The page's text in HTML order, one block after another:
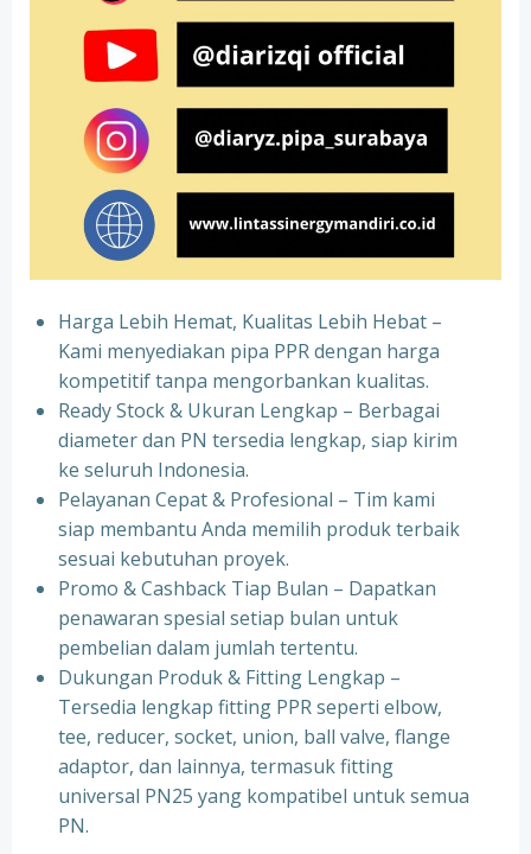
Harga Lebih Hemat, Kualitas Lebih Hebat –
Kami menyediakan pipa PPR dengan harga
kompetitif tanpa mengorbankan kualitas.
⁠Ready Stock & Ukuran Lengkap – Berbagai
diameter dan PN tersedia lengkap, siap kirim
ke seluruh Indonesia.
⁠Pelayanan Cepat & Profesional – Tim kami
siap membantu Anda memilih produk terbaik
sesuai kebutuhan proyek.
⁠Promo & Cashback Tiap Bulan – Dapatkan
penawaran spesial setiap bulan untuk
pembelian dalam jumlah tertentu.
⁠Dukungan Produk & Fitting Lengkap –
Tersedia lengkap fitting PPR seperti elbow,
tee, reducer, socket, union, ball valve, flange
adaptor, dan lainnya, termasuk fitting
universal PN25 yang kompatibel untuk semua
PN.